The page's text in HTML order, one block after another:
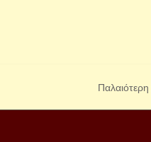
Παλαιότερη